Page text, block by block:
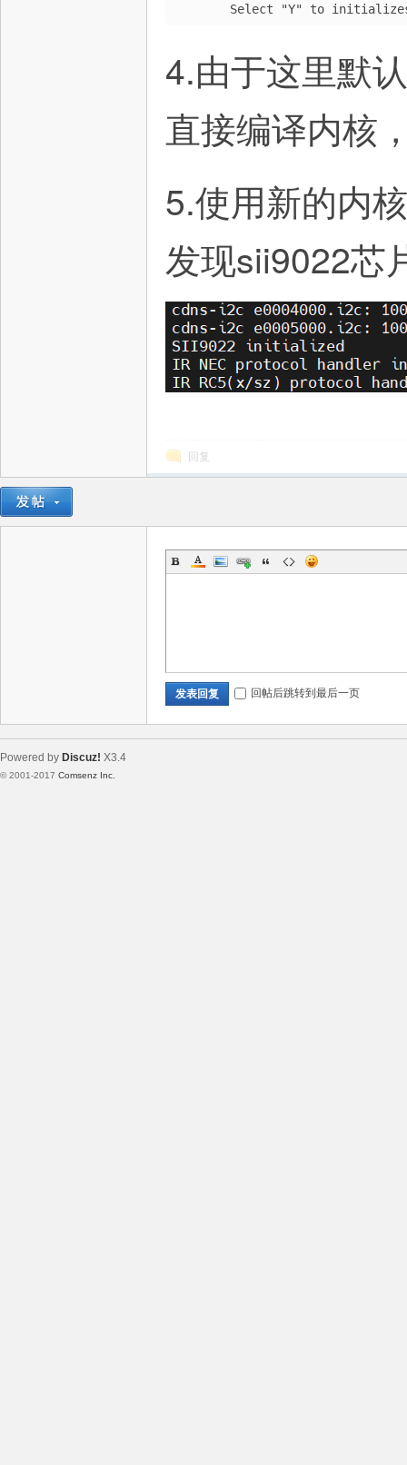
Select "Y" to
4.由于这里默
直接编译内核
5.使用新的内
发现sii9022芯
回复
发表回复 回帖后跳转到最后一页
Powered by Discuz! X3.4
© 2001-2017 Comsenz Inc.